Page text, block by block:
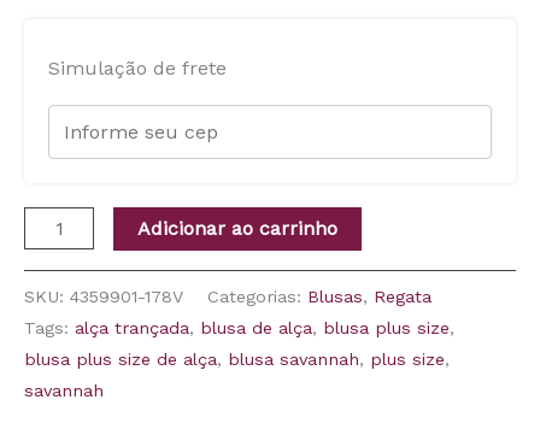
Simulação de frete
Adicionar ao carrinho
SKU: 4359901-178V Categorias: Blusas, Regata
Tags: alça trançada, blusa de alça, blusa plus size,
blusa plus size de alça, blusa savannah, plus size,
savannah